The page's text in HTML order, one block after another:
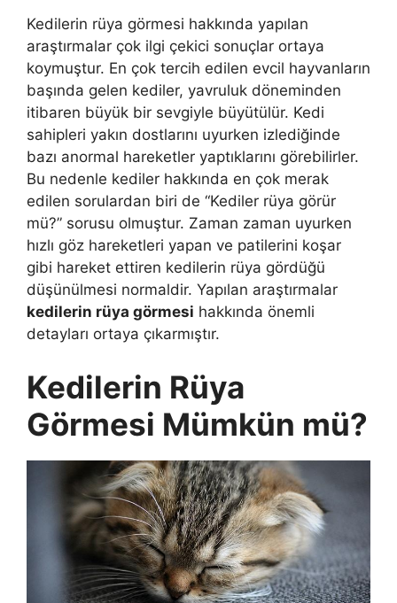
Kedilerin rüya görmesi hakkında yapılan
araştırmalar çok ilgi çekici sonuçlar ortaya
koymuştur. En çok tercih edilen evcil hayvanların
başında gelen kediler, yavruluk döneminden
itibaren büyük bir sevgiyle büyütülür. Kedi
sahipleri yakın dostlarını uyurken izlediğinde
bazı anormal hareketler yaptıklarını görebilirler.
Bu nedenle kediler hakkında en çok merak
edilen sorulardan biri de “Kediler rüya görür
mü?” sorusu olmuştur. Zaman zaman uyurken
hızlı göz hareketleri yapan ve patilerini koşar
gibi hareket ettiren kedilerin rüya gördüğü
düşünülmesi normaldir. Yapılan araştırmalar
kedilerin rüya görmesi hakkında önemli
detayları ortaya çıkarmıştır.
Kedilerin Rüya
Görmesi Mümkün mü?